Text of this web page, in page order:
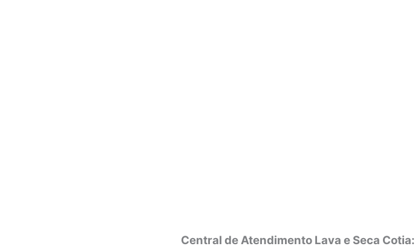
Central de Atendimento Lava e Seca Cotia: